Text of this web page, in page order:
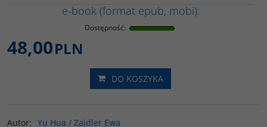
e-book (format epub, mobi):
Dostępność:
48,00PLN
DO KOSZYKA
Autor: Yu Hua / Zajdler Ewa